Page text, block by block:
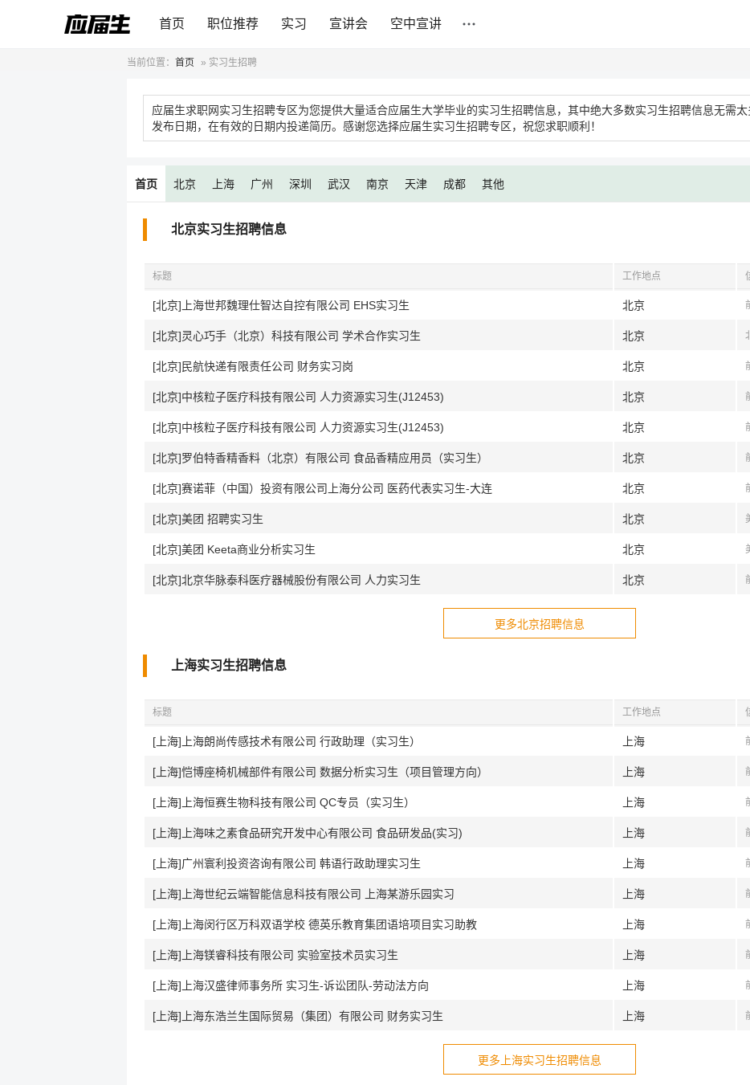
首页 职位推荐 实习 宣讲会 空中宣讲
当前位置： 首页 » 实习生招聘
应届生求职网实习生招聘专区为您提供大量适合应届生大学毕业的实习生招聘信息，其中绝大多数实习生招聘信息无需
发布日期，在有效的日期内投递简历。感谢您选择应届生实习生招聘专区，祝您求职顺利！
首页 北京 上海 广州 深圳 武汉 南京 天津 成都 其他
北京实习生招聘信息
标题 工作地点
[北京]上海世邦魏理仕智达自控有限公司 EHS实习生 北京
[北京]灵心巧手（北京）科技有限公司 学术合作实习生 北京
[北京]民航快递有限责任公司 财务实习岗 北京
[北京]中核粒子医疗科技有限公司 人力资源实习生(J12453) 北京
[北京]中核粒子医疗科技有限公司 人力资源实习生(J12453) 北京
[北京]罗伯特香精香料（北京）有限公司 食品香精应用员（实习生） 北京
[北京]赛诺菲（中国）投资有限公司上海分公司 医药代表实习生-大连 北京
[北京]美团 招聘实习生 北京
[北京]美团 Keeta商业分析实习生 北京
[北京]北京华脉泰科医疗器械股份有限公司 人力实习生 北京
更多北京招聘信息
上海实习生招聘信息
标题 工作地点
[上海]上海朗尚传感技术有限公司 行政助理（实习生） 上海
[上海]恺博座椅机械部件有限公司 数据分析实习生（项目管理方向） 上海
[上海]上海恒赛生物科技有限公司 QC专员（实习生） 上海
[上海]上海味之素食品研究开发中心有限公司 食品研发品(实习) 上海
[上海]广州寰利投资咨询有限公司 韩语行政助理实习生 上海
[上海]上海世纪云端智能信息科技有限公司 上海某游乐园实习 上海
[上海]上海闵行区万科双语学校 德英乐教育集团语培项目实习助教 上海
[上海]上海镁睿科技有限公司 实验室技术员实习生 上海
[上海]上海汉盛律师事务所 实习生-诉讼团队-劳动法方向 上海
[上海]上海东浩兰生国际贸易（集团）有限公司 财务实习生 上海
更多上海实习生招聘信息